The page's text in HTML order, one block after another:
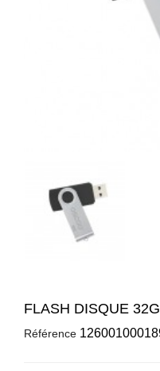
FLASH DISQUE
Référence